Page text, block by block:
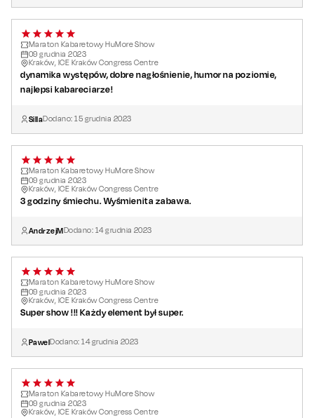
Maraton Kabaretowy HuMore Show
09 grudnia 2023
Kraków, ICE Kraków Congress Centre
dynamika występów, dobre nagłośnienie, humor na poziomie,
najlepsi kabareciarze!
SillaDodano:15 grudnia 2023
Maraton Kabaretowy HuMore Show
09 grudnia 2023
Kraków, ICE Kraków Congress Centre
3 godziny śmiechu. Wyśmienita zabawa.
AndrzejMDodano: 14grudnia 2023
Maraton Kabaretowy HuMore Show
09 grudnia 2023
Kraków, ICE Kraków Congress Centre
Super show !!! Każdy element był super.
PawelDodano:14 grudnia 2023
Maraton Kabaretowy HuMore Show
09 grudnia 2023
Kraków, ICE Kraków Congress Centre